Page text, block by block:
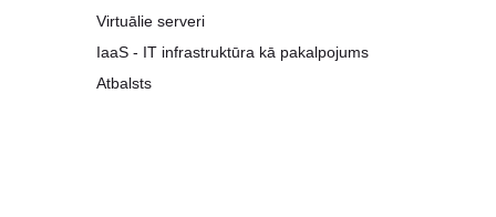
Virtuālie serveri
IaaS - IT infrastruktūra kā pakalpojums
Atbalsts